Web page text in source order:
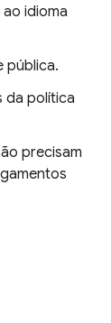
idioma
pública.
da política
precisam